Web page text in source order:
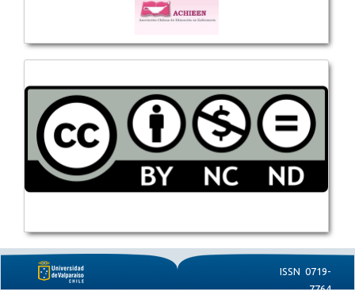
ISSN 0719-
7764